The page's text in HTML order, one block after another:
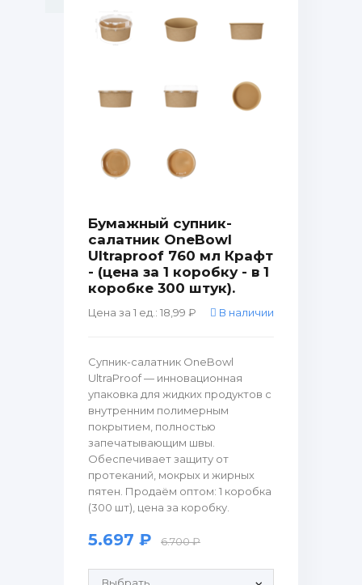
Бумажный супник-
салатник OneBowl
Ultraproof 760 мл Крафт
- (цена за 1 коробку - в 1
коробке 300 штук).
Цена за 1 ед.: 18,99 ₽ В наличии
Супник-салатник OneBowl
UltraProof — инновационная
упаковка для жидких продуктов с
внутренним полимерным
покрытием, полностью
запечатывающим швы.
Обеспечивает защиту от
протеканий, мокрых и жирных
пятен. Продаём оптом: 1 коробка
(300 шт), цена за коробку.
5.697 ₽ 6.700 ₽
Продающие рулонные этикетки: